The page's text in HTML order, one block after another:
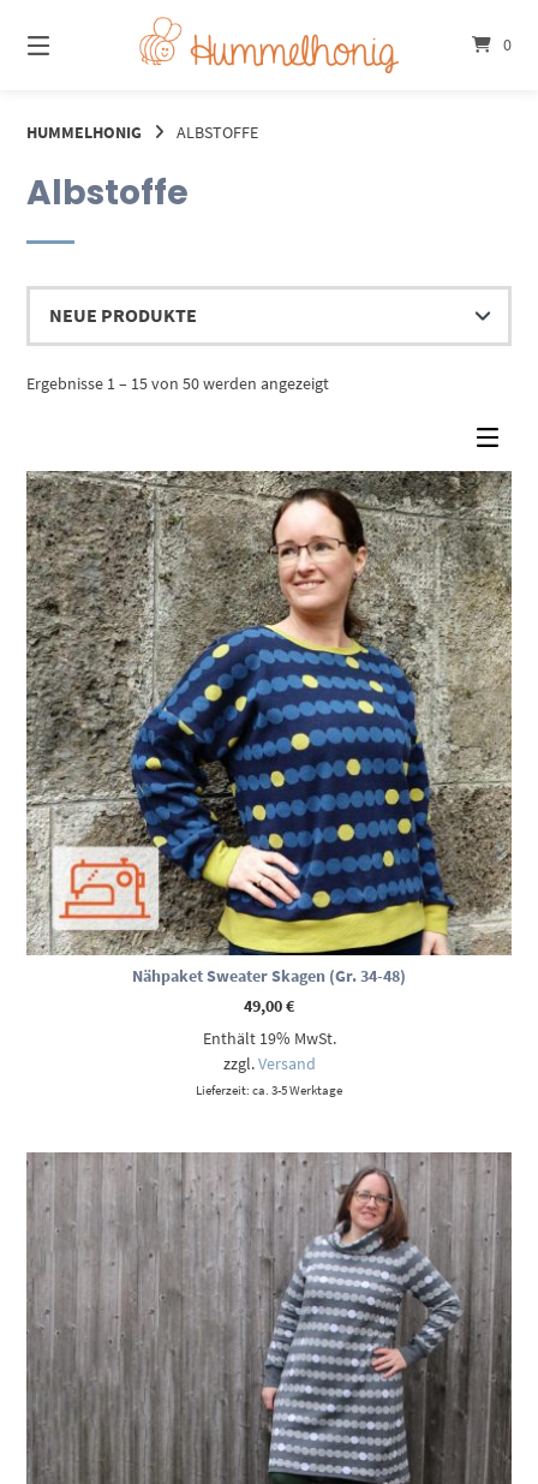
zum
Inhalt
0
HUMMELHONIG ALBSTOFFE
Albstoffe
Ergebnisse 1 – 15 von 50 werden angezeigtNach
Nähpaket Sweater Skagen (Gr. 34-48)
49,00€
Enthält 19% MwSt.
zzgl.Versand
Lieferzeit: ca. 3-5 Werktage